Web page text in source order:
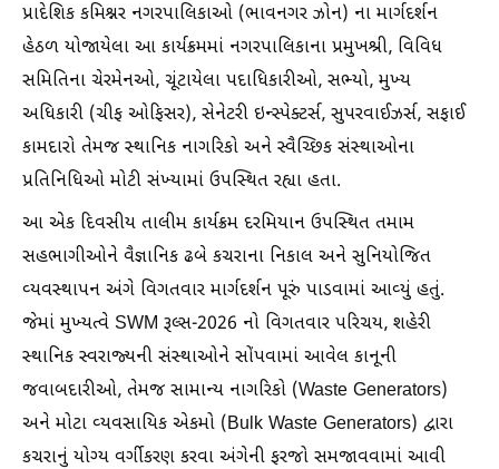
પ્રાદેશિક કમિશ્નર નગરપાલિકાઓ (ભાવનગર ઝોન) ના માર્ગદર્શન
હેઠળ યોજાયેલા આ કાર્યક્રમમાં નગરપાલિકાના પ્રમુખશ્રી, વિવિધ
સમિતિના ચેરમેનઓ, ચૂંટાયેલા પદાધિકારીઓ, સભ્યો, મુખ્ય
અધિકારી (ચીફ ઓફિસર), સેનેટરી ઇન્સ્પેક્ટર્સ, સુપરવાઈઝર્સ, સફાઈ
કામદારો તેમજ સ્થાનિક નાગરિકો અને સ્વૈચ્છિક સંસ્થાઓના
પ્રતિનિધિઓ મોટી સંખ્યામાં ઉપસ્થિત રહ્યા હતા.
આ એક દિવસીય તાલીમ કાર્યક્રમ દરમિયાન ઉપસ્થિત તમામ
સહભાગીઓને વૈજ્ઞાનિક ઢબે કચરાના નિકાલ અને સુનિયોજિત
વ્યવસ્થાપન અંગે વિગતવાર માર્ગદર્શન પૂરું પાડવામાં આવ્યું હતું.
જેમાં મુખ્યત્વે SWM રૂલ્સ-2026 નો વિગતવાર પરિચય, શહેરી
સ્થાનિક સ્વરાજ્યની સંસ્થાઓને સોંપવામાં આવેલ કાનૂની
જવાબદારીઓ, તેમજ સામાન્ય નાગરિકો (Waste Generators)
અને મોટા વ્યવસાયિક એકમો (Bulk Waste Generators) દ્વારા
કચરાનું યોગ્ય વર્ગીકરણ કરવા અંગેની ફરજો સમજાવવામાં આવી